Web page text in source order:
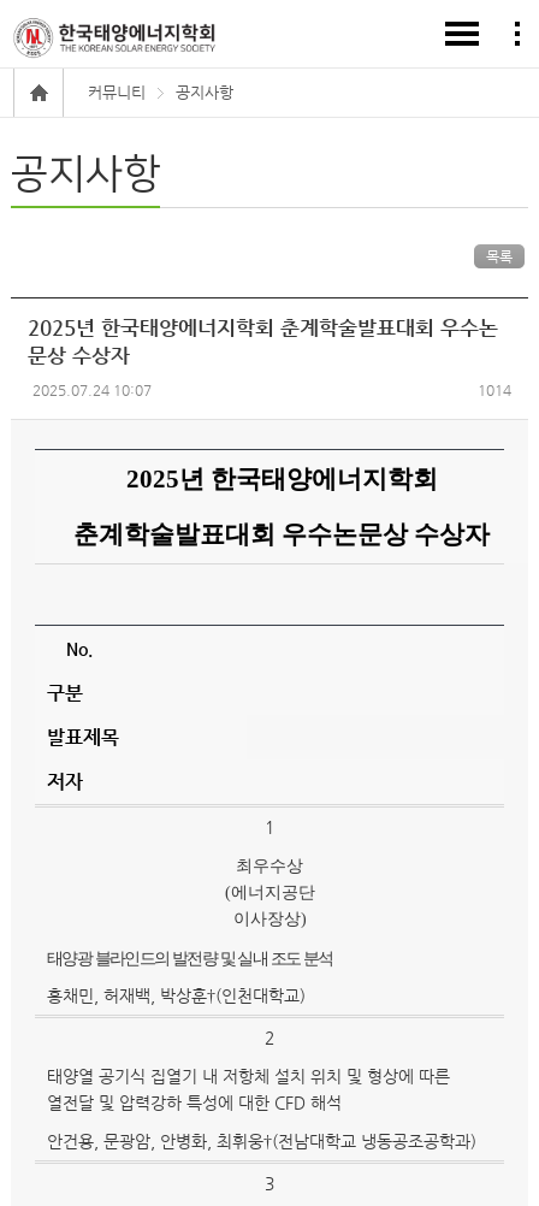
커뮤니티 공지사항
공지사항
목록
2025년 한국태양에너지학회 춘계학술발표대회 우수논
문상 수상자
2025.07.24 10:07 1014
2025년 한국태양에너지학회
춘계학술발표대회 우수논문상 수상자
No.
구분
발표제목
저자
1
최우수상
(에너지공단
이사장상)
태양광 블라인드의 발전량 및 실내 조도 분석
홍채민, 허재백, 박상훈†(인천대학교)
2
태양열 공기식 집열기 내 저항체 설치 위치 및 형상에 따른
열전달 및 압력강하 특성에 대한 CFD 해석
안건용, 문광암, 안병화, 최휘웅†(전남대학교 냉동공조공학과)
3